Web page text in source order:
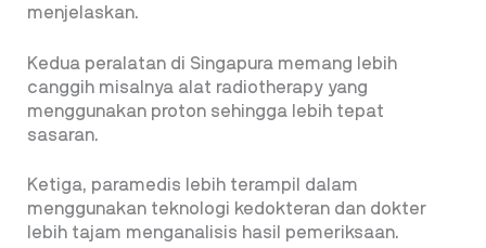
menjelaskan.
Kedua peralatan di Singapura memang lebih
canggih misalnya alat radiotherapy yang
menggunakan proton sehingga lebih tepat
sasaran.
Ketiga, paramedis lebih terampil dalam
menggunakan teknologi kedokteran dan dokter
lebih tajam menganalisis hasil pemeriksaan.